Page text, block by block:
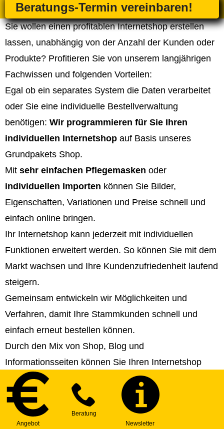
Beratungs-Termin vereinbaren!
Sie wollen einen profitablen Internetshop erstellen
lassen, unabhängig von der Anzahl der Kunden oder
Produkte? Profitieren Sie von unserem langjährigen
Fachwissen und folgenden Vorteilen:
Egal ob ein separates System die Daten verarbeitet
oder Sie eine individuelle Bestellverwaltung
benötigen: Wir programmieren für Sie Ihren
individuellen Internetshop auf Basis unseres
Grundpakets Shop.
Mit sehr einfachen Pflegemasken oder
individuellen Importen können Sie Bilder,
Eigenschaften, Variationen und Preise schnell und
einfach online bringen.
Ihr Internetshop kann jederzeit mit individuellen
Funktionen erweitert werden. So können Sie mit dem
Markt wachsen und Ihre Kundenzufriedenheit laufend
steigern.
Gemeinsam entwickeln wir Möglichkeiten und
Verfahren, damit Ihre Stammkunden schnell und
einfach erneut bestellen können.
Durch den Mix von Shop, Blog und
Informationsseiten können Sie Ihren Internetshop
perfekt an die Marktanforderungen anpassen und ein
Top-Ranking erreichen. Wir helfen Ihnen bei der
Strategie- und Contenterstellung!
Sie können Ihren Internetshop in beliebig viele